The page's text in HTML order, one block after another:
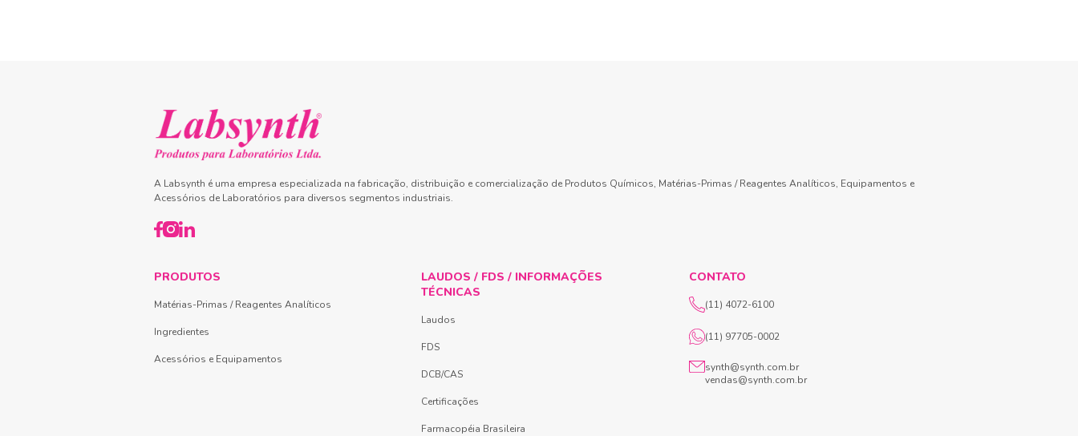
A Labsynth é uma empresa especializada na fabricação, distribuição e comercialização de Produtos Químicos, Matérias-Primas / Reagentes Analíticos, Equipamentos e
Acessórios de Laboratórios para diversos segmentos industriais.
PRODUTOS
Matérias-Primas / Reagentes Analíticos
Ingredientes
Acessórios e Equipamentos
LAUDOS / FDS / INFORMAÇÕES
TÉCNICAS
Laudos
FDS
DCB/CAS
Certificações
Farmacopéia Brasileira
CONTATO
(11) 4072-6100
(11) 97705-0002
synth@synth.com.br
vendas@synth.com.br